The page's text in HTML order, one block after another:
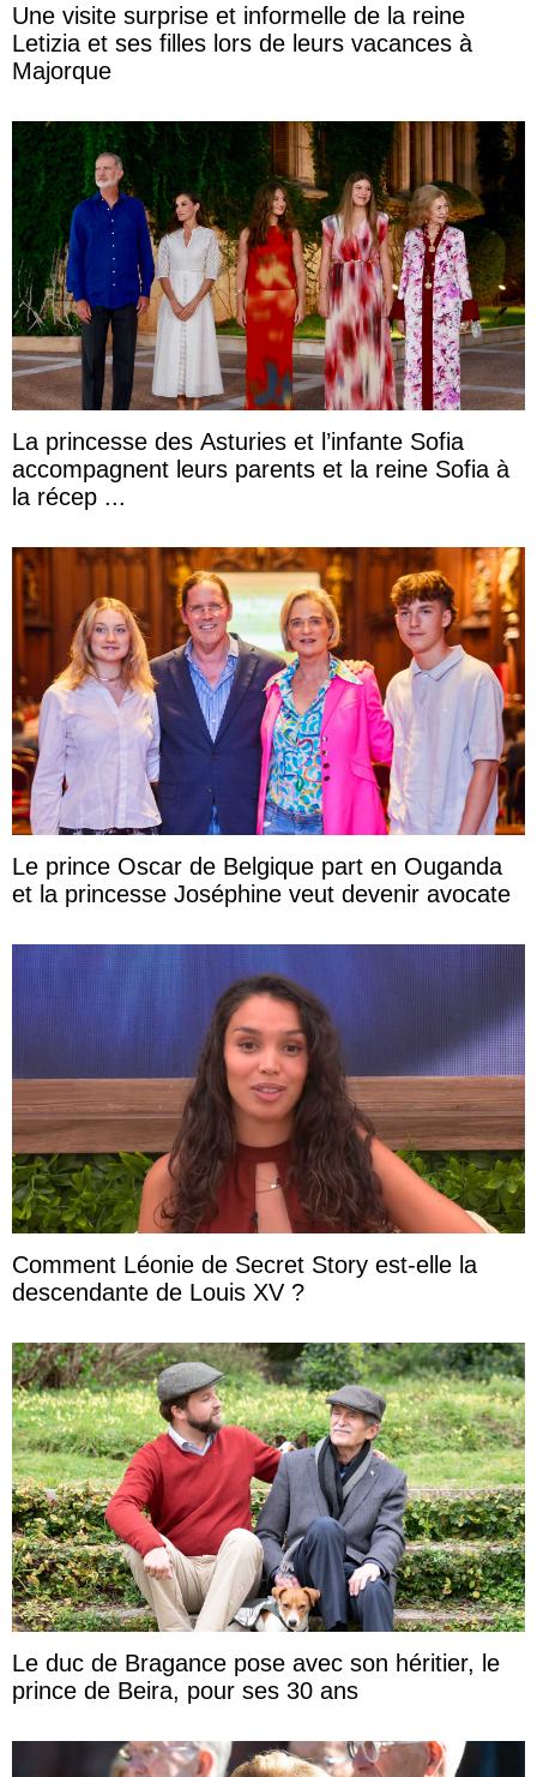
Une visite surprise et informelle de la reine
Letizia et ses filles lors de leurs vacances à
Majorque
La princesse des Asturies et l’infante Sofia
accompagnent leurs parents et la reine Sofia à
la récep ...
Le prince Oscar de Belgique part en Ouganda
et la princesse Joséphine veut devenir avocate
Comment Léonie de Secret Story est-elle la
descendante de Louis XV ?
Le duc de Bragance pose avec son héritier, le
prince de Beira, pour ses 30 ans